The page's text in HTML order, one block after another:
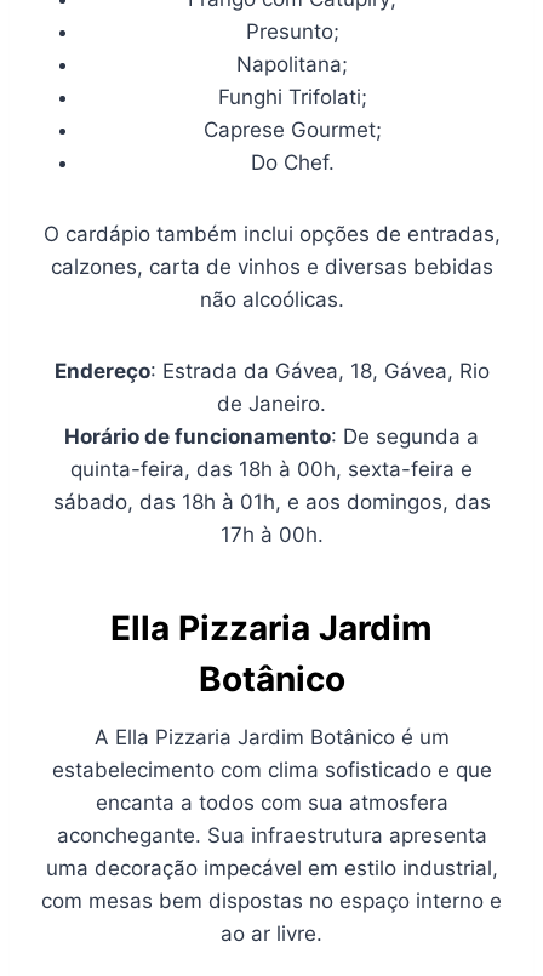
Presunto;
Napolitana;
Funghi Trifolati;
Caprese Gourmet;
Do Chef.
O cardápio também inclui opções de entradas,
calzones, carta de vinhos e diversas bebidas
não alcoólicas.
Endereço: Estrada da Gávea, 18, Gávea, Rio
de Janeiro.
Horário de funcionamento: De segunda a
quinta-feira, das 18h à 00h, sexta-feira e
sábado, das 18h à 01h, e aos domingos, das
17h à 00h.
Ella Pizzaria Jardim
Botânico
A Ella Pizzaria Jardim Botânico é um
estabelecimento com clima sofisticado e que
encanta a todos com sua atmosfera
aconchegante. Sua infraestrutura apresenta
uma decoração impecável em estilo industrial,
com mesas bem dispostas no espaço interno e
ao ar livre.